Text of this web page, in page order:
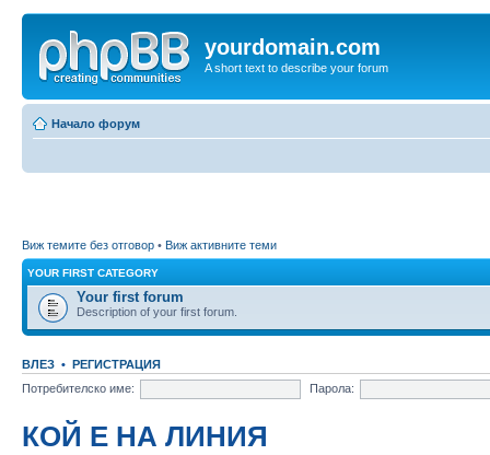
yourdomain.com
A short text to describe your forum
Начало форум
Виж темите без отговор • Виж активните теми
YOUR FIRST CATEGORY
Your first forum
Description of your first forum.
ВЛЕЗ • РЕГИСТРАЦИЯ
Потребителско име:
Парола:
КОЙ Е НА ЛИНИЯ